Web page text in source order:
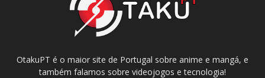
OtakuPT é o maior site de Portugal sobre anime e mangá, e
também falamos sobre videojogos e tecnologia!